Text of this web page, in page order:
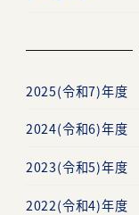
2025(令和7)年度
2024(令和6)年度
2023(令和5)年度
2022(令和4)年度